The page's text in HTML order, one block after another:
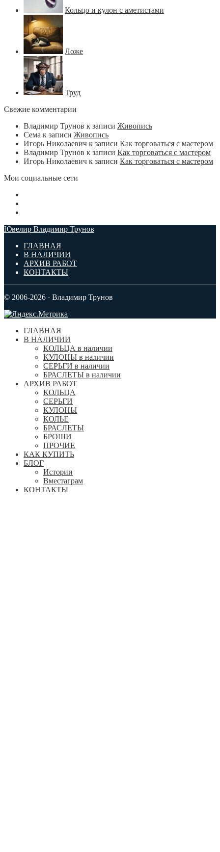
Кольцо и кулон с аметистами
Ложе
Труд
Свежие комментарии
Владимир Трунов к записи Живопись
Сема к записи Живопись
Игорь Николаевич к записи Как торговаться с мастером
Владимир Трунов к записи Как торговаться с мастером
Игорь Николаевич к записи Как торговаться с мастером
Мои социальные сети
Ювелир Владимир Трунов
ГЛАВНАЯ
В НАЛИЧИИ
АРХИВ РАБОТ
КОНТАКТЫ
© 2006-2026 · Владимир Трунов
ГЛАВНАЯ
В НАЛИЧИИ
КОЛЬЦА в наличии
КУЛОНЫ в наличии
СЕРЬГИ в наличии
БРАСЛЕТЫ в наличии
АРХИВ РАБОТ
КОЛЬЦА
СЕРЬГИ
КУЛОНЫ
КОЛЬЕ
БРАСЛЕТЫ
БРОШИ
ПРОЧИЕ
КАК КУПИТЬ
БЛОГ
Истории
Вместаграм
КОНТАКТЫ